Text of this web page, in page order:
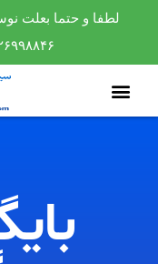
لطفا و حتما بعلت
۰۹۱۲۶۹۹۸۸۴۶ تماس